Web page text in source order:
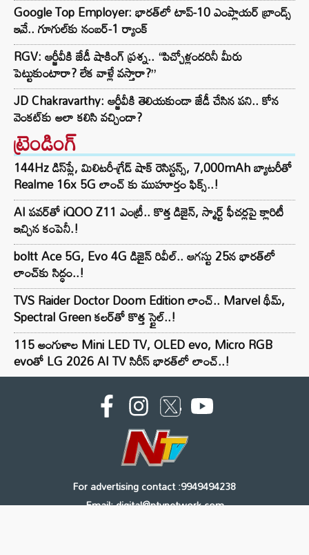
Google Top Employer: భారత్‌లో టాప్-10 ఎంప్లాయర్ బ్రాండ్స్
ఇవే.. గూగుల్‌కు నంబర్-1 ర్యాంక్
RGV: ఆర్జీవీకి జేడీ షాకింగ్ ప్రశ్న.. “పిచ్చోళ్లందరినీ మీరు
పెట్టుకుంటారా? లేక వాళ్లే వస్తారా?”
JD Chakravarthy: ఆర్జీవీకి తెలియకుండా జేడీ చేసిన పని.. కోన
వెంకట్‌కు అలా కలిసి వచ్చిందా?
ట్రెండింగ్‌
144Hz డిస్‌ప్లే, మిలిటరీ-గ్రేడ్ షాక్ రెసిస్టన్స్, 7,000mAh బ్యాటరీతో
Realme 16x 5G లాంచ్ కు ముహూర్తం ఫిక్స్..!
AI పవర్‌తో iQOO Z11 ఎంట్రీ.. కొత్త డిజైన్, స్మార్ట్ ఫీచర్లపై క్లారిటీ
ఇచ్చిన కంపెనీ.!
boltt Ace 5G, Evo 4G డిజైన్ రివీల్.. ఆగస్టు 25న భారత్‌లో
లాంచ్‌కు సిద్ధం..!
TVS Raider Doctor Doom Edition లాంచ్.. Marvel థీమ్,
Spectral Green కలర్‌తో కొత్త స్టైల్..!
115 అంగుళాల Mini LED TV, OLED evo, Micro RGB
evoతో LG 2026 AI TV సిరీస్ భారత్‌లో లాంచ్..!
For advertising contact :9949494238
Email: digital@ntvnetwork.com